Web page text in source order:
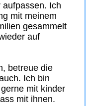
Ich
mit meinem
gesammelt
auf
betreue die
Ich bin
mit kinder
mit ihnen.